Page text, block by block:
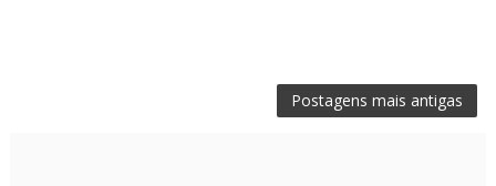
Postagens mais antigas